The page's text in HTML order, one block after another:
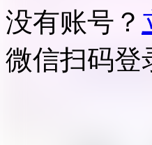
没有账号？
微信扫码登